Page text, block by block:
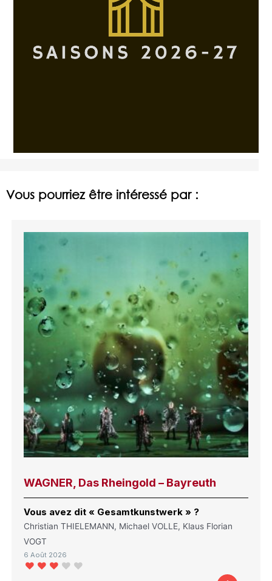
Vous pourriez être intéressé par :
WAGNER, Das Rheingold – Bayreuth
Vous avez dit « Gesamtkunstwerk » ?
Christian THIELEMANN, Michael VOLLE, Klaus Florian
VOGT
6 Août 2026